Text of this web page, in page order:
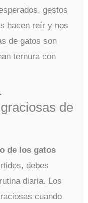
gestos
hacen reír y nos
de gatos son
ternura con
de
de los gatos
debes
diaria. Los
cuando